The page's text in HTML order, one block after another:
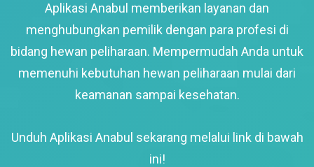
Aplikasi Anabul memberikan layanan dan
menghubungkan pemilik dengan para profesi di
bidang hewan peliharaan. Mempermudah Anda untuk
memenuhi kebutuhan hewan peliharaan mulai dari
keamanan sampai kesehatan.
Unduh Aplikasi Anabul sekarang melalui link di bawah
ini!